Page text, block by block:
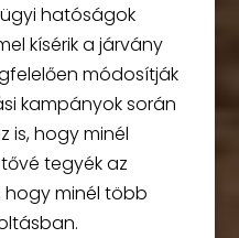
hatóságok
kísérik a járvány
módosítják
kampányok során
is, hogy minél
tegyék az
minél több